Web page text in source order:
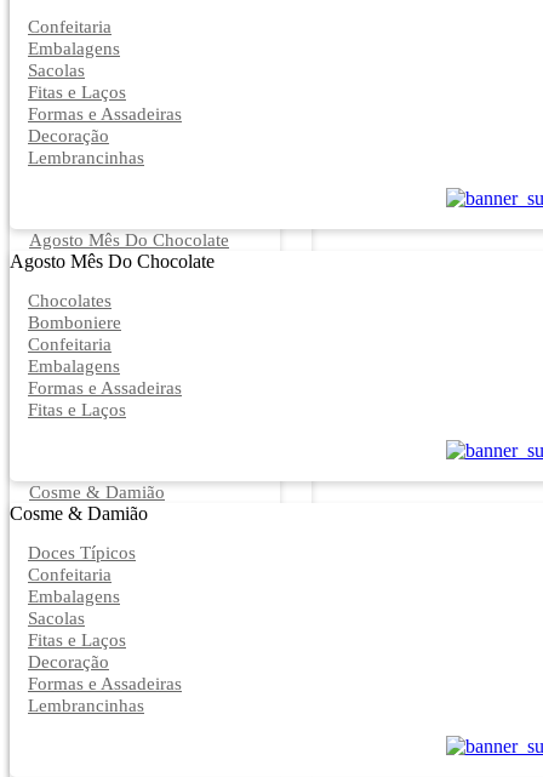
Confeitaria
Embalagens
Sacolas
Fitas e Laços
Formas e Assadeiras
Decoração
Lembrancinhas
Agosto Mês Do Chocolate
Agosto Mês Do Chocolate
Chocolates
Bomboniere
Confeitaria
Embalagens
Formas e Assadeiras
Fitas e Laços
Cosme & Damião
Cosme & Damião
Doces Típicos
Confeitaria
Embalagens
Sacolas
Fitas e Laços
Decoração
Formas e Assadeiras
Lembrancinhas